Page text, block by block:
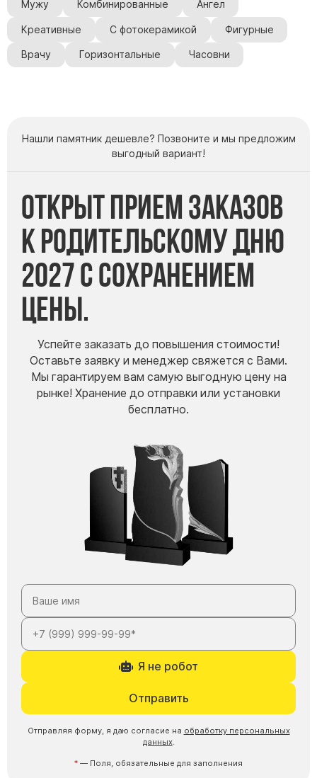
Мужу Комбинированные Ангел
Креативные С фотокерамикой Фигурные
Врачу Горизонтальные Часовни
Нашли памятник дешевле? Позвоните и мы предложим
выгодный вариант!
Открыт прием заказов
к Родительскому дню
2027 с сохранением
цены.
Успейте заказать до повышения стоимости!
Оставьте заявку и менеджер свяжется с Вами.
Мы гарантируем вам самую выгодную цену на
рынке! Хранение до отправки или установки
бесплатно.
Я не робот
Отправить
Отправляя форму, я даю согласие на обработку персональных
данных.
— Поля, обязательные для заполнения